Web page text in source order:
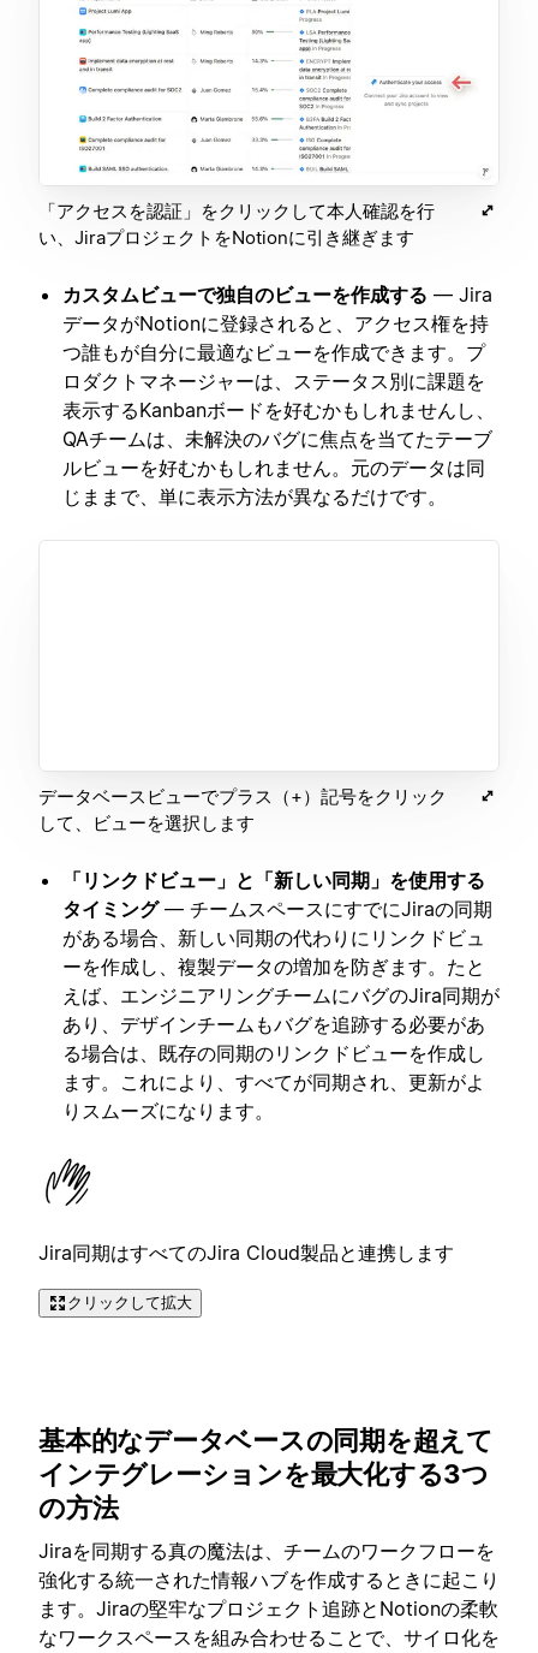
「アクセスを認証」をクリックして本人確認を行
い、JiraプロジェクトをNotionに引き継ぎます
カスタムビューで独自のビューを作成する — Jira
データがNotionに登録されると、アクセス権を持
つ誰もが自分に最適なビューを作成できます。プ
ロダクトマネージャーは、ステータス別に課題を
表示するKanbanボードを好むかもしれませんし、
QAチームは、未解決のバグに焦点を当てたテーブ
ルビューを好むかもしれません。元のデータは同
じままで、単に表示方法が異なるだけです。
データベースビューでプラス（+）記号をクリック
して、ビューを選択します
「リンクドビュー」と「新しい同期」を使用する
タイミング— チームスペースにすでにJiraの同期
がある場合、新しい同期の代わりにリンクドビュ
ーを作成し、複製データの増加を防ぎます。たと
えば、エンジニアリングチームにバグのJira同期が
あり、デザインチームもバグを追跡する必要があ
る場合は、既存の同期のリンクドビューを作成し
ます。これにより、すべてが同期され、更新がよ
りスムーズになります。
Jira同期はすべてのJira Cloud製品と連携します
クリックして拡大
基本的なデータベースの同期を超えて
インテグレーションを最大化する3つ
の方法
Jiraを同期する真の魔法は、チームのワークフローを
強化する統一された情報ハブを作成するときに起こり
ます。Jiraの堅牢なプロジェクト追跡とNotionの柔軟
なワークスペースを組み合わせることで、サイロ化を